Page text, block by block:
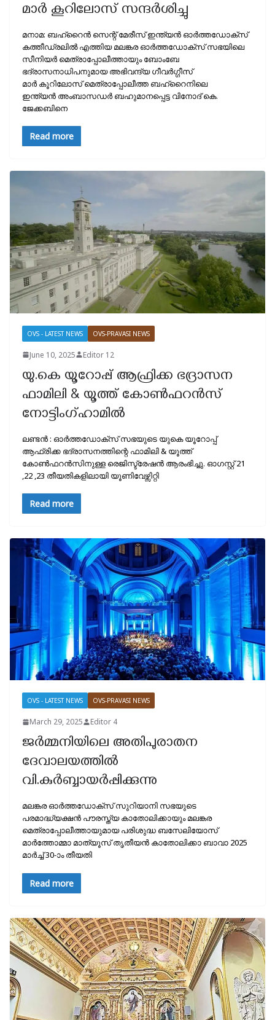
മാര്‍ കൂറിലോസ് സന്ദര്‍ശിച്ചു
മനാമ: ബഹ്റൈന്‍ സെന്റ് മേരീസ് ഇന്ത്യന്‍ ഓര്‍ത്തഡോക്സ്
കത്തീഡ്രലില്‍ എത്തിയ മലങ്കര ഓര്‍ത്തഡോക്സ് സഭയിലെ
സീനിയര്‍ മെത്രാപ്പോലീത്തായും ബോംബേ
ഭദ്രാസനാധിപനുമായ അഭിവന്ദ്യ ഗീവര്‍ഗ്ഗീസ്
മാര്‍ കൂറിലോസ് മെത്രാപ്പോലീത്ത ബഹ്റൈനിലെ
ഇന്ത്യന്‍ അംബാസഡര്‍ ബഹുമാനപ്പെട്ട വിനോദ് കെ.
ജേക്കബിനെ
Read more
OVS - LATEST NEWS OVS-PRAVASI NEWS
June 10, 2025 Editor 12
യു.കെ യൂറോപ്പ് ആഫ്രിക്ക ഭദ്രാസന
ഫാമിലി & യൂത്ത് കോൺഫറൻസ്
നോട്ടിംഗ്ഹാമിൽ
ലണ്ടൻ : ഓർത്തഡോക്സ്‌ സഭയുടെ യുകെ യൂറോപ്പ്
ആഫ്രിക്ക ഭദ്രാസനത്തിന്റെ ഫാമിലി & യൂത്ത്
കോൺഫറൻസിനുള്ള രെജിസ്ട്രേഷൻ ആരംഭിച്ചു. ഓഗസ്റ്റ് 21
,22 ,23 തീയതികളിലായി യൂണിവേഴ്സിറ്റി
Read more
OVS - LATEST NEWS OVS-PRAVASI NEWS
March 29, 2025 Editor 4
ജർമ്മനിയിലെ അതിപുരാതന
ദേവാലയത്തിൽ
വി.കുർബ്ബായർപ്പിക്കുന്നു
മലങ്കര ഓർത്തഡോക്സ് സുറിയാനി സഭയുടെ
പരമാദ്ധ്യക്ഷൻ പൗരസ്ത്യ കാതോലിക്കായും മലങ്കര
മെത്രാപ്പോലീത്തായുമായ പരിശുദ്ധ ബസേലിയോസ്
മാർത്തോമ്മാ മാത്യൂസ് തൃതീയൻ കാതോലിക്കാ ബാവാ 2025
മാർച്ച് 30-ാം തീയതി
Read more